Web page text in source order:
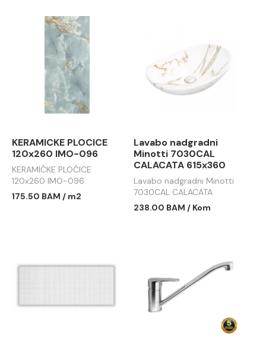
KERAMICKE PLOCICE
120x260 IMO-096
KERAMIČKE PLOČICE
120x260 IMO-096
175.50 BAM / m2
Lavabo nadgradni
Minotti 7030CAL
CALACATA 615x360
Lavabo nadgradni Minotti
7030CAL CALACATA
615x360
238.00 BAM / Kom